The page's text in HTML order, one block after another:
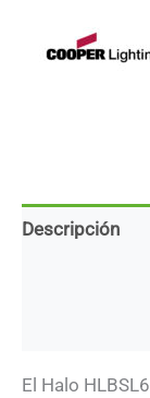
11W
Descripción
El Halo